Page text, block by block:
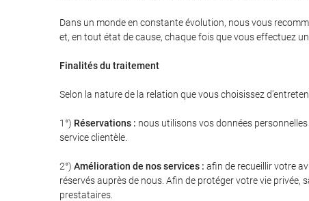
Dans un monde en constante évolution, nous vous
et, en tout état de cause, chaque fois que vous effectuez
Finalités du traitement
Selon la nature de la relation que vous choisissez
1°) Réservations : nous utilisons vos données
service clientèle.
2°) Amélioration de nos services : afin de recueillir votre
réservés auprès de nous. Afin de protéger votre vie
prestataires.